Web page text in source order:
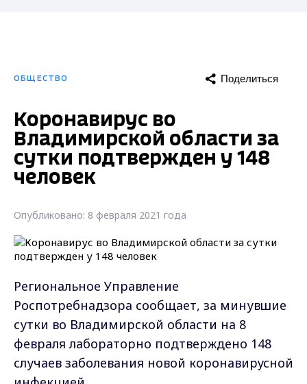
ОБЩЕСТВО Поделиться
Коронавирус во
Владимирской области за
сутки подтвержден у 148
человек
Опубликовано: 8 февраля 2021 года
Региональное Управление
Роспотребнадзора сообщает, за минувшие
сутки во Владимирской области на 8
февраля лабораторно подтверждено 148
случаев заболевания новой коронавирусной